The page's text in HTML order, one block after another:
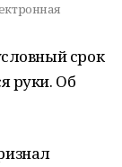
срок
руки. Об